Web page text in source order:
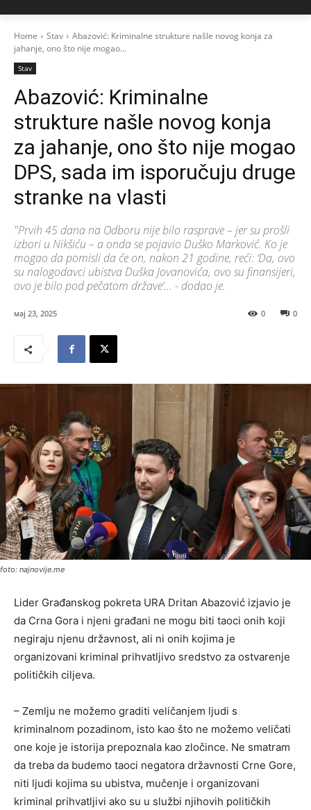
Home Stav
Abazović: Kriminalne strukture našle novog konja za
jahanje, ono što nije mogao...
Stav
Abazović: Kriminalne
strukture našle novog konja
za jahanje, ono što nije mogao
DPS, sada im isporučuju druge
stranke na vlasti
"Prvih 45 dana na Odboru nije bilo rasprave – jer su prošli
izbori u Nikšiću – a onda se pojavio Duško Marković. Ko je
mogao da pomisli da će on, nakon 21 godine, reći: ‘Da, ovo
su nalogodavci ubistva Duška Jovanovića, ovo su finansijeri,
ovo je bilo pod pečatom države‘... - dodao je.
мај 23, 2025 0
0
foto: najnovije.me
Lider Građanskog pokreta URA Dritan Abazović izjavio je
da Crna Gora i njeni građani ne mogu biti taoci onih koji
negiraju njenu državnost, ali ni onih kojima je
organizovani kriminal prihvatljivo sredstvo za ostvarenje
političkih ciljeva.
– Zemlju ne možemo graditi veličanjem ljudi s
kriminalnom pozadinom, isto kao što ne možemo veličati
one koje je istorija prepoznala kao zločince. Ne smatram
da treba da budemo taoci negatora državnosti Crne Gore,
niti ljudi kojima su ubistva, mučenje i organizovani
kriminal prihvatljivi ako su u službi njihovih političkih